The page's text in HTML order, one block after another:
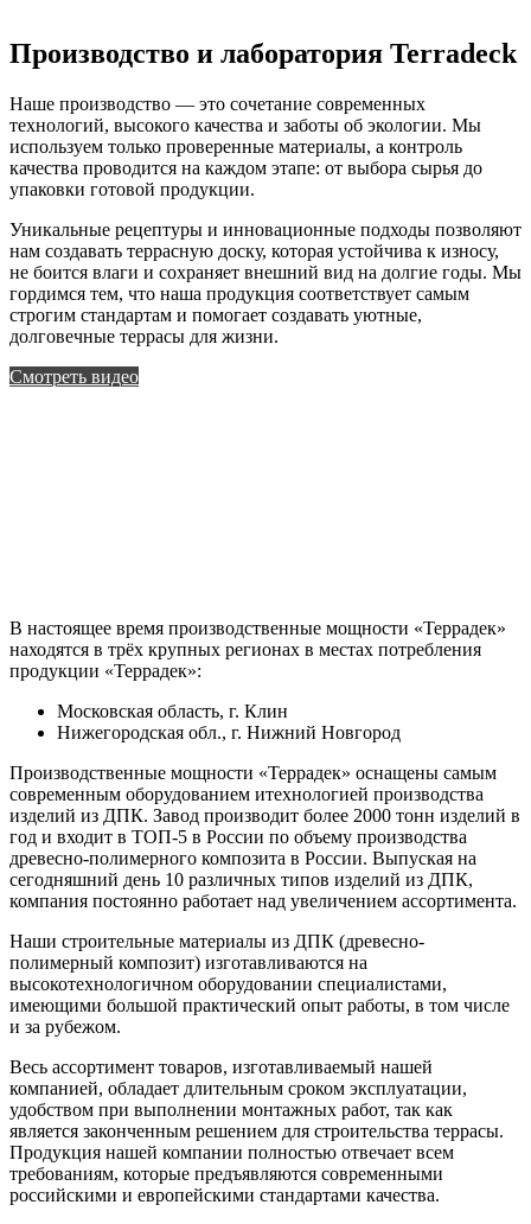
Производство и лаборатория Terradeck
Наше производство — это сочетание современных
технологий, высокого качества и заботы об экологии. Мы
используем только проверенные материалы, а контроль
качества проводится на каждом этапе: от выбора сырья до
упаковки готовой продукции.
Уникальные рецептуры и инновационные подходы позволяют
нам создавать террасную доску, которая устойчива к износу,
не боится влаги и сохраняет внешний вид на долгие годы. Мы
гордимся тем, что наша продукция соответствует самым
строгим стандартам и помогает создавать уютные,
долговечные террасы для жизни.
Смотреть видео
В настоящее время производственные мощности «Террадек»
находятся в трёх крупных регионах в местах потребления
продукции «Террадек»:
Московская область, г. Клин
Нижегородская обл., г. Нижний Новгород
Производственные мощности «Террадек» оснащены самым
современным оборудованием итехнологией производства
изделий из ДПК. Завод производит более 2000 тонн изделий в
год и входит в ТОП-5 в России по объему производства
древесно-полимерного композита в России. Выпуская на
сегодняшний день 10 различных типов изделий из ДПК,
компания постоянно работает над увеличением ассортимента.
Наши строительные материалы из ДПК (древесно-
полимерный композит) изготавливаются на
высокотехнологичном оборудовании специалистами,
имеющими большой практический опыт работы, в том числе
и за рубежом.
Весь ассортимент товаров, изготавливаемый нашей
компанией, обладает длительным сроком эксплуатации,
удобством при выполнении монтажных работ, так как
является законченным решением для строительства террасы.
Продукция нашей компании полностью отвечает всем
требованиям, которые предъявляются современными
российскими и европейскими стандартами качества.